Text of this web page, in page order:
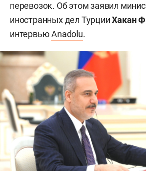
перевозок. Об этом заявил
иностранных дел ТурцииХакан
интервьюAnadolu.